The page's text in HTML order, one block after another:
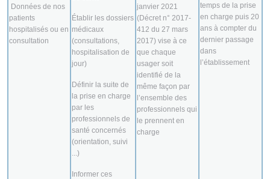
Données de nos
patients
hospitalisés ou en
consultation
Établir les dossiers
médicaux
(consultations,
hospitalisation de
jour)
Définir la suite de
la prise en charge
par les
professionnels de
santé concernés
(orientation, suivi
...)
Informer ces
janvier 2021
(Décret n° 2017-
412 du 27 mars
2017) vise à ce
que chaque
usager soit
identifié de la
même façon par
l’ensemble des
professionnels qui
le prennent en
charge
temps de la prise
en charge puis 20
ans à compter du
dernier passage
dans
l’établissement